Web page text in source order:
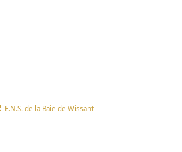
E.N.S. de la Baie de Wissant